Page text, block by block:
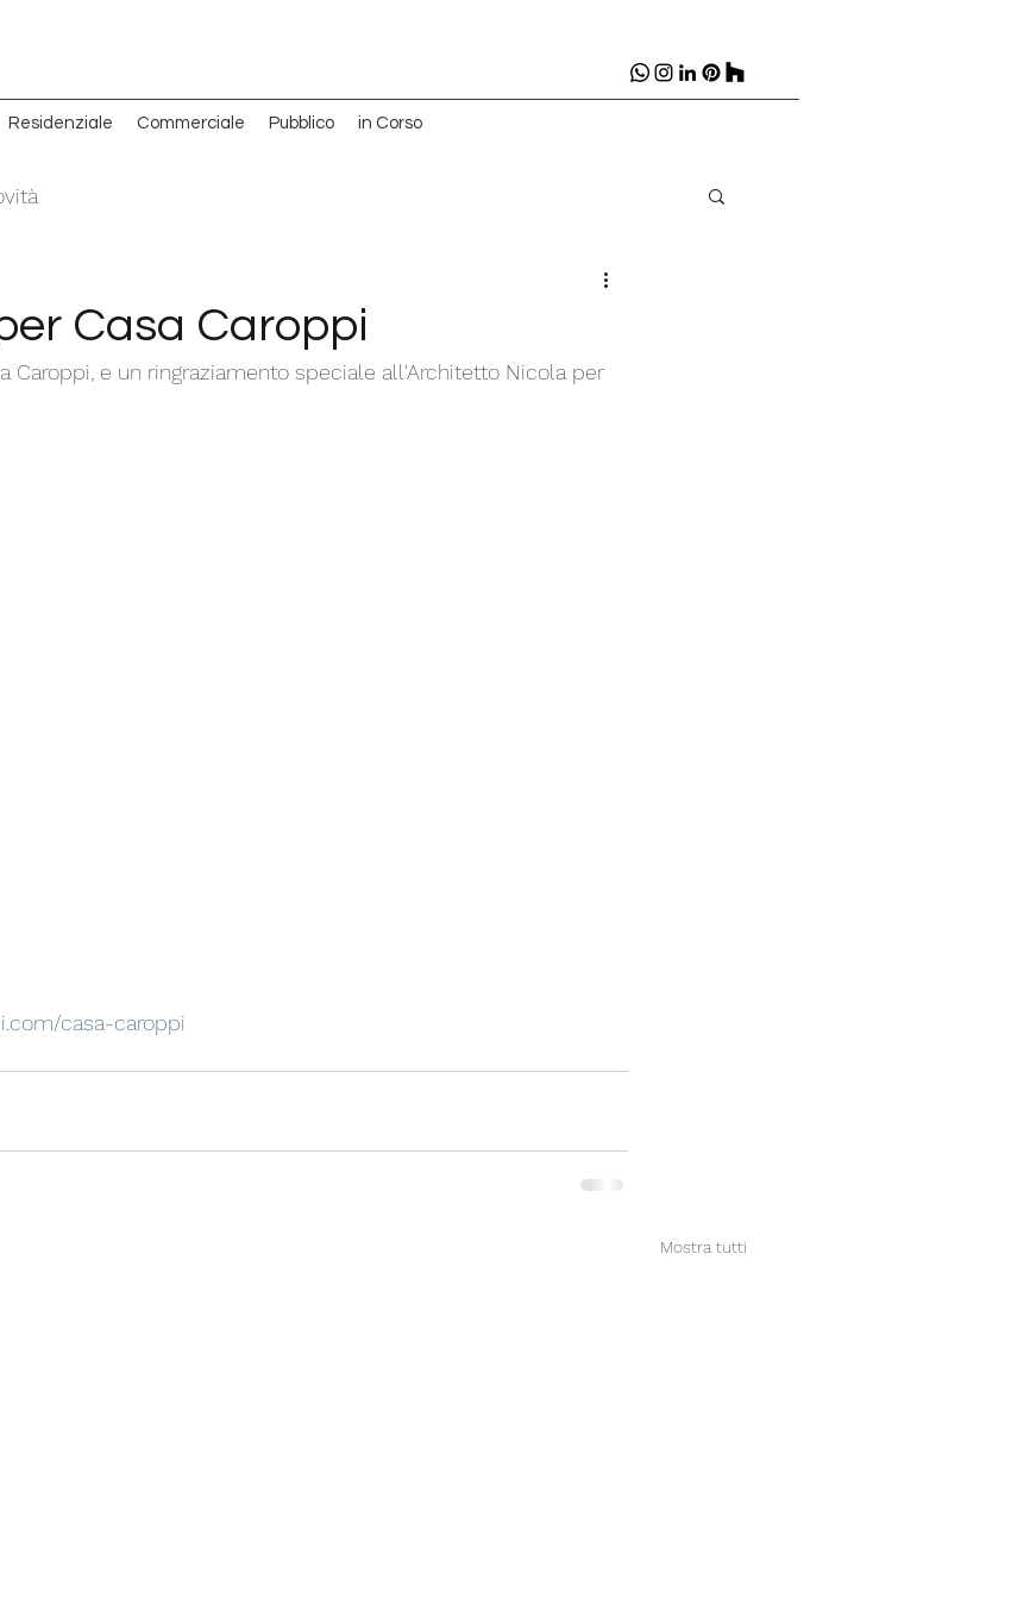
Residenziale Commerciale Pubblico in Corso
Casa Caroppi
Caroppi, e un ringraziamento speciale all'Architetto Nicola per
casa-caroppi
Mostra tutti